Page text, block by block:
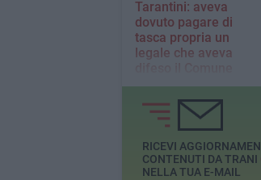
Tarantini: aveva
dovuto pagare di
tasca propria un
legale che aveva
Lo ha deciso la Corte
d'Appello di Bari: il Comune
dovrà rimborsare le somme
al legale e pagherà le
competenze
RICEVI
CONTENUTI DA TRANI
NELLA TUA E-MAIL